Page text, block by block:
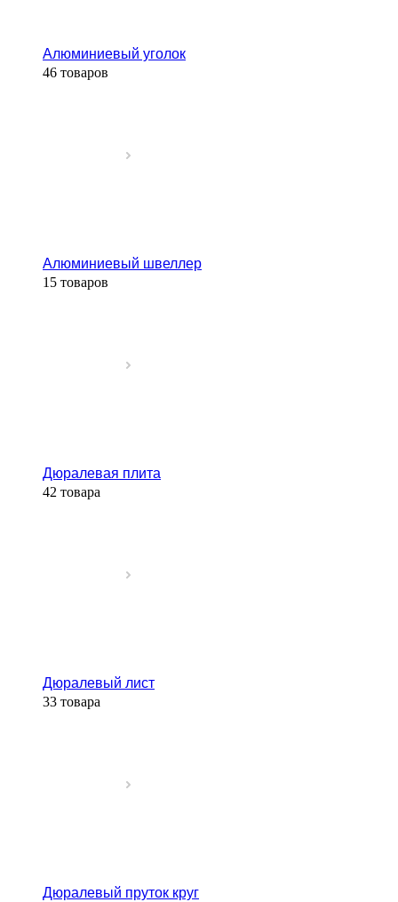
Алюминиевый уголок
46 товаров
Алюминиевый швеллер
15 товаров
Дюралевая плита
42 товара
Дюралевый лист
33 товара
Дюралевый пруток круг